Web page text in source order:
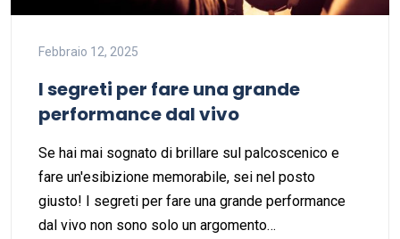
Febbraio 12, 2025
I segreti per fare una grande
performance dal vivo
Se hai mai sognato di brillare sul palcoscenico e
fare un'esibizione memorabile, sei nel posto
giusto! I segreti per fare una grande performance
dal vivo non sono solo un argomento…